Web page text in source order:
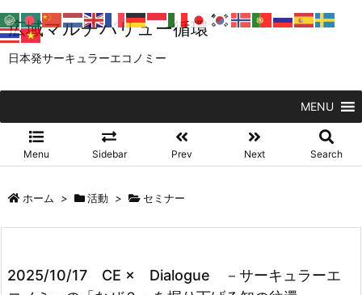
広域マルチバリュー循環
日本発サーキュラーエコノミー
MENU
Menu Sidebar Prev Next Search
ホーム > 活動 > セミナー
2025/10/17 CE × Dialogue －サーキュラーエ